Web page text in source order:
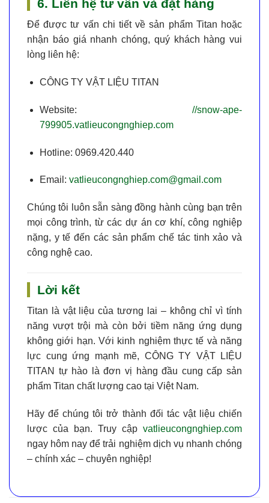
6. Liên hệ tư vấn và đặt hàng
Để được tư vấn chi tiết về sản phẩm Titan hoặc
nhận báo giá nhanh chóng, quý khách hàng vui
lòng liên hệ:
CÔNG TY VẬT LIỆU TITAN
Website:
//snow-ape-
799905.vatlieucongnghiep.com
Hotline: 0969.420.440
Email: vatlieucongnghiep.com@gmail.com
Chúng tôi luôn sẵn sàng đồng hành cùng bạn trên
mọi công trình, từ các dự án cơ khí, công nghiệp
nặng, y tế đến các sản phẩm chế tác tinh xảo và
công nghệ cao.
Lời kết
Titan là vật liệu của tương lai – không chỉ vì tính
năng vượt trội mà còn bởi tiềm năng ứng dụng
không giới hạn. Với kinh nghiệm thực tế và năng
lực cung ứng mạnh mẽ, CÔNG TY VẬT LIỆU
TITAN tự hào là đơn vị hàng đầu cung cấp sản
phẩm Titan chất lượng cao tại Việt Nam.
Hãy để chúng tôi trở thành đối tác vật liệu chiến
lược của bạn. Truy cập vatlieucongnghiep.com
ngay hôm nay để trải nghiệm dịch vụ nhanh chóng
– chính xác – chuyên nghiệp!